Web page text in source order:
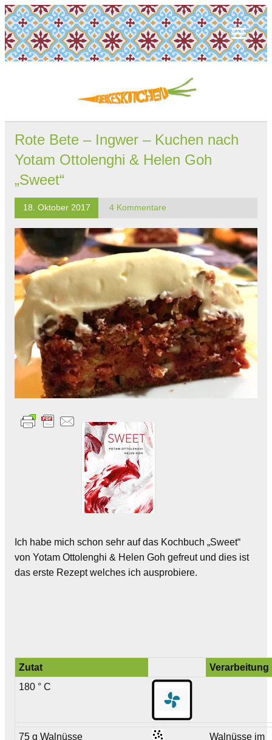
Rote Bete – Ingwer – Kuchen nach
Yotam Ottolenghi & Helen Goh
„Sweet“
18. Oktober 2017 4 Kommentare
Ich habe mich schon sehr auf das Kochbuch „Sweet“
von Yotam Ottolenghi & Helen Goh gefreut und dies ist
das erste Rezept welches ich ausprobiere.
Zutat
Verarbeitung
180 ° C
75 g Walnüsse
Walnüsse im